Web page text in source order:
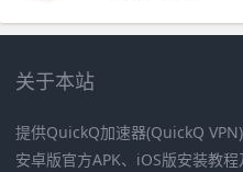
关于本站
提供QuickQ加速器(QuickQ
安卓版官方APK、iOS版安装教